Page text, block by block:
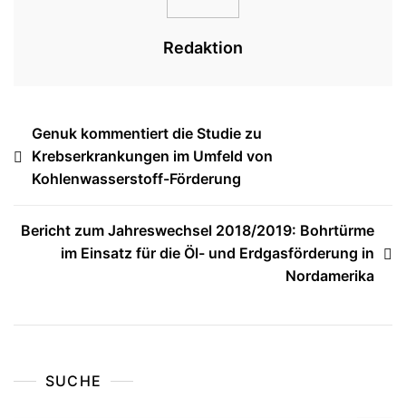
Redaktion
Beitragsnavigation
Genuk kommentiert die Studie zu
Krebserkrankungen im Umfeld von
Kohlenwasserstoff-Förderung
Bericht zum Jahreswechsel 2018/2019: Bohrtürme
im Einsatz für die Öl- und Erdgasförderung in
Nordamerika
SUCHE